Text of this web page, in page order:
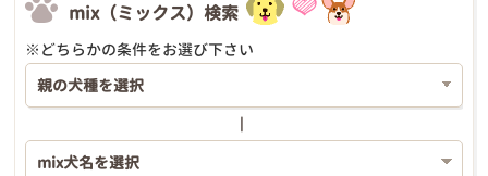
mix（ミックス）検索
※どちらかの条件をお選び下さい